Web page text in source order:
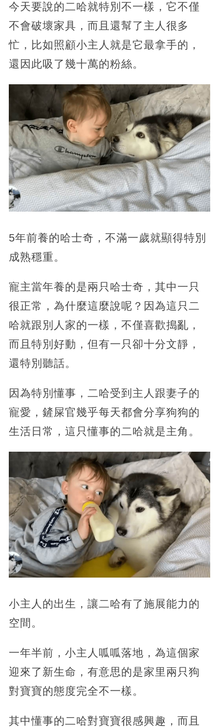
今天要說的二哈就特別不一樣，它不僅
不會破壞家具，而且還幫了主人很多
忙，比如照顧小主人就是它最拿手的，
還因此吸了幾十萬的粉絲。
5年前養的哈士奇，不滿一歲就顯得特別
成熟穩重。
寵主當年養的是兩只哈士奇，其中一只
很正常，為什麼這麼說呢？因為這只二
哈就跟別人家的一樣，不僅喜歡搗亂，
而且特別好動，但有一只卻十分文靜，
還特別聽話。
因為特別懂事，二哈受到主人跟妻子的
寵愛，鏟屎官幾乎每天都會分享狗狗的
生活日常，這只懂事的二哈就是主角。
小主人的出生，讓二哈有了施展能力的
空間。
一年半前，小主人呱呱落地，為這個家
迎來了新生命，有意思的是家里兩只狗
對寶寶的態度完全不一樣。
其中懂事的二哈對寶寶很感興趣，而且